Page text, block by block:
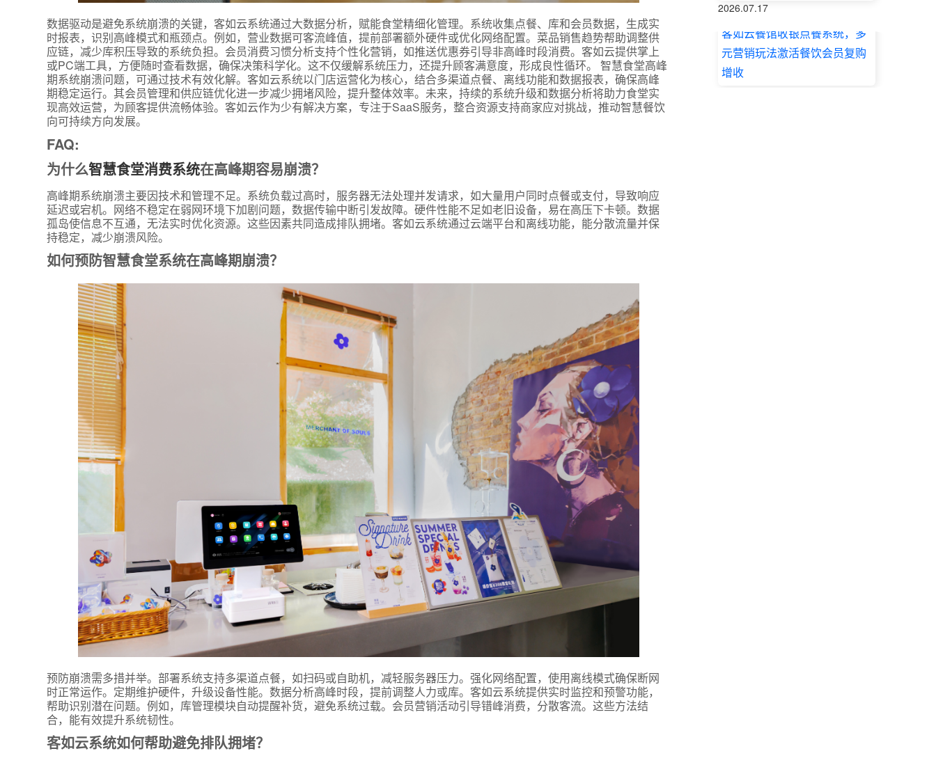
数据驱动是避免系统崩溃的关键，客如云系统通过大数据分析，赋能食堂精细化管理。系统收集点餐、库和会员数据，生成实
时报表，识别高峰模式和瓶颈点。例如，营业数据可客流峰值，提前部署额外硬件或优化网络配置。菜品销售趋势帮助调整供
应链，减少库积压导致的系统负担。会员消费习惯分析支持个性化营销，如推送优惠券引导非高峰时段消费。客如云提供掌上
或PC端工具，方便随时查看数据，确保决策科学化。这不仅缓解系统压力，还提升顾客满意度，形成良性循环。 智慧食堂高峰
期系统崩溃问题，可通过技术有效化解。客如云系统以门店运营化为核心，结合多渠道点餐、离线功能和数据报表，确保高峰
期稳定运行。其会员管理和供应链优化进一步减少拥堵风险，提升整体效率。未来，持续的系统升级和数据分析将助力食堂实
现高效运营，为顾客提供流畅体验。客如云作为少有解决方案，专注于SaaS服务，整合资源支持商家应对挑战，推动智慧餐饮
向可持续方向发展。
FAQ:
为什么智慧食堂消费系统在高峰期容易崩溃？
高峰期系统崩溃主要因技术和管理不足。系统负载过高时，服务器无法处理并发请求，如大量用户同时点餐或支付，导致响应
延迟或宕机。网络不稳定在弱网环境下加剧问题，数据传输中断引发故障。硬件性能不足如老旧设备，易在高压下卡顿。数据
孤岛使信息不互通，无法实时优化资源。这些因素共同造成排队拥堵。客如云系统通过云端平台和离线功能，能分散流量并保
持稳定，减少崩溃风险。
如何预防智慧食堂系统在高峰期崩溃？
预防崩溃需多措并举。部署系统支持多渠道点餐，如扫码或自助机，减轻服务器压力。强化网络配置，使用离线模式确保断网
时正常运作。定期维护硬件，升级设备性能。数据分析高峰时段，提前调整人力或库。客如云系统提供实时监控和预警功能，
帮助识别潜在问题。例如，库管理模块自动提醒补货，避免系统过载。会员营销活动引导错峰消费，分散客流。这些方法结
合，能有效提升系统韧性。
客如云系统如何帮助避免排队拥堵？
2026.07.17
客如云餐馆收银点餐系统，多
元营销玩法激活餐饮会员复购
增收
*联系方式
+86
*所属业态
附加留言